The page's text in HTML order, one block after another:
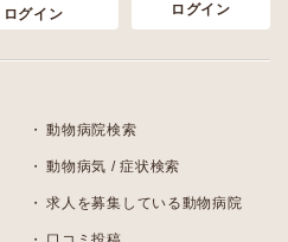
ログイン
ログイン
動物病院検索
動物病気 / 症状検索
求人を募集している動物病院